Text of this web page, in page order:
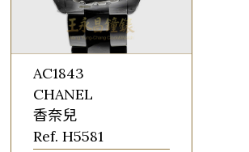
AC1843
CHANEL
香奈兒
Ref. H5581